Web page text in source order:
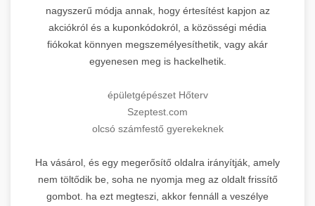
nagyszerű módja annak, hogy értesítést kapjon az
akciókról és a kuponkódokról, a közösségi média
fiókokat könnyen megszemélyesíthetik, vagy akár
egyenesen meg is hackelhetik.
épületgépészet Hőterv
Szeptest.com
olcsó számfestő gyerekeknek
Ha vásárol, és egy megerősítő oldalra irányítják, amely
nem töltődik be, soha ne nyomja meg az oldalt frissítő
gombot. ha ezt megteszi, akkor fennáll a veszélye